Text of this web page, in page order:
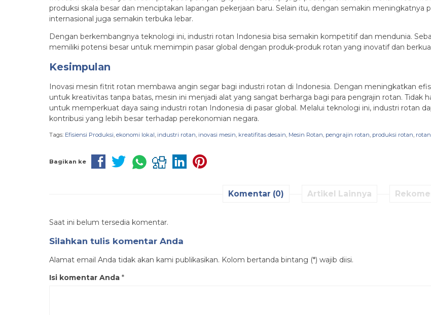
produksi skala besar dan menciptakan lapangan pekerjaan baru. Selain itu, dengan semakin meningkatnya
internasional juga semakin terbuka lebar.
Dengan berkembangnya teknologi ini, industri rotan Indonesia bisa semakin kompetitif dan mendunia.
memiliki potensi besar untuk memimpin pasar global dengan produk-produk rotan yang inovatif dan
Kesimpulan
Inovasi mesin fitrit rotan membawa angin segar bagi industri rotan di Indonesia. Dengan meningkatkan
untuk kreativitas tanpa batas, mesin ini menjadi alat yang sangat berharga bagi para pengrajin rotan.
untuk memperkuat daya saing industri rotan Indonesia di pasar global. Melalui teknologi ini, industri rotan
kontribusi yang lebih besar terhadap perekonomian negara.
Tags: Efisiensi Produksi, ekonomi lokal, industri rotan, inovasi mesin, kreatifitas desain, Mesin Rotan, pengrajin rotan, produksi rotan,
Bagikan ke
Komentar (0) Artikel Lainnya
Saat ini belum tersedia komentar.
Silahkan tulis komentar Anda
Alamat email Anda tidak akan kami publikasikan. Kolom bertanda bintang (*) wajib diisi.
Isi komentar Anda *